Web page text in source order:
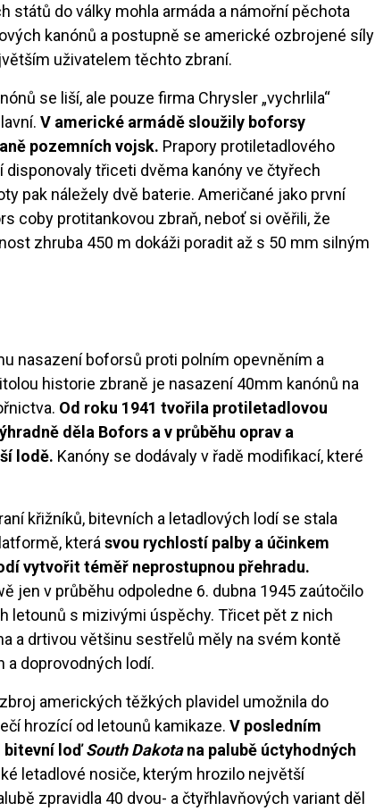
států do války mohla armáda a námořní pěchota
kanónů a postupně se americké ozbrojené síly
uživatelem těchto zbraní.
se liší, ale pouze firma Chrysler „vychrlila“
V americké armádě sloužily boforsy
pozemních vojsk. Prapory protiletadlového
třiceti dvěma kanóny ve čtyřech
pak náležely dvě baterie. Američané jako první
coby protitankovou zbraň, neboť si ověřili, že
zhruba 450 m dokáži poradit až s 50 mm silným
nasazení boforsů proti polním opevněním a
historie zbraně je nasazení 40mm kanónů na
Od roku 1941 tvořila protiletadlovou
děla Bofors a v průběhu oprav a
lodě. Kanóny se dodávaly v řadě modifikací, které
křižníků, bitevních a letadlových lodí se stala
kterásvou rychlostí palby a účinkem
vytvořit téměř neprostupnou přehradu.
jen v průběhu odpoledne 6. dubna 1945 zaútočilo
letounů s mizivými úspěchy. Třicet pět z nich
a drtivou většinu sestřelů měly na svém kontě
a doprovodných lodí.
amerických těžkých plavidel umožnila do
hrozící od letounů kamikaze.V posledním
bitevní loďSouth Dakotana palubě úctyhodných
letadlové nosiče, kterým hrozilo největší
zpravidla 40 dvou- a čtyřhlavňových variant děl